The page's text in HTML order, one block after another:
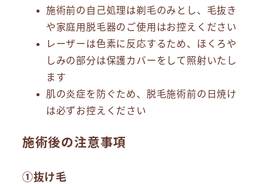
施術前の自己処理は剃毛のみとし、毛抜き
や家庭用脱毛器のご使用はお控えください
レーザーは色素に反応するため、ほくろや
しみの部分は保護カバーをして照射いたし
ます
肌の炎症を防ぐため、脱毛施術前の日焼け
は必ずお控えください
施術後の注意事項
①抜け毛